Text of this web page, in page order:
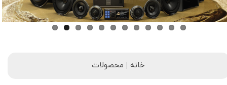
خانه | محصولات